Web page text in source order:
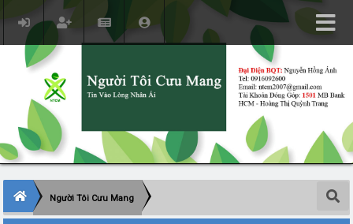
Người Tôi Cưu Mang